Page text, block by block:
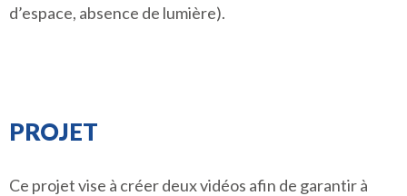
d’espace, absence de lumière).
PROJET
Ce projet vise à créer deux vidéos afin de garantir à